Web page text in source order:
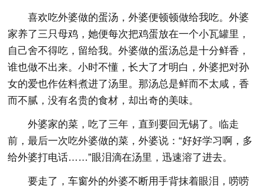
喜欢吃外婆做的蛋汤，外婆便顿顿做给我吃。外婆
家养了三只母鸡，她便每次把鸡蛋放在一个小瓦罐里，
自己舍不得吃，留给我。外婆做的蛋汤总是十分鲜香，
谁也做不出来。小时不懂，长大了才明白，外婆把对孙
女的爱也作佐料煮进了汤里。那汤总是鲜而不太咸，香
而不腻，没有名贵的食材，却出奇的美味。
外婆家的菜，吃了三年，直到要回无锡了。临走
前，最后一次吃外婆做的菜，外婆说：“好好学习啊，多
给外婆打电话……”眼泪滴在汤里，迅速溶了进去。
要走了，车窗外的外婆不断用手背抹着眼泪，唠唠